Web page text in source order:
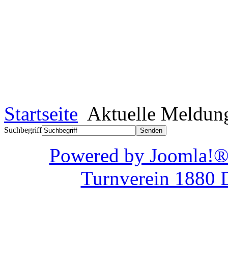
Startseite Aktuelle
Suchbegriff
Powered by
Turnverein